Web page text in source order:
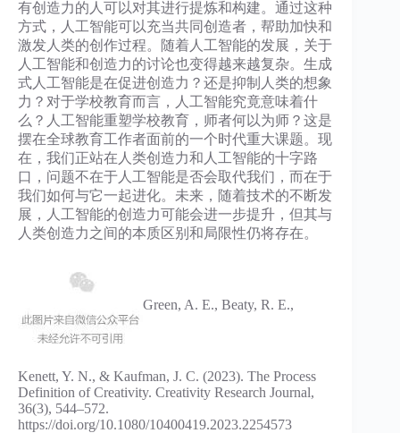
有创造力的人可以对其进行提炼和构建。通过这种
方式，人工智能可以充当共同创造者，帮助加快和
激发人类的创作过程。随着人工智能的发展，关于
人工智能和创造力的讨论也变得越来越复杂。生成
式人工智能是在促进创造力？还是抑制人类的想象
力？对于学校教育而言，人工智能究竟意味着什
么？人工智能重塑学校教育，师者何以为师？这是
摆在全球教育工作者面前的一个时代重大课题。现
在，我们正站在人类创造力和人工智能的十字路
口，问题不在于人工智能是否会取代我们，而在于
我们如何与它一起进化。未来，随着技术的不断发
展，人工智能的创造力可能会进一步提升，但其与
人类创造力之间的本质区别和局限性仍将存在。
Green, A. E., Beaty, R. E.,
Kenett, Y. N., & Kaufman, J. C. (2023). The Process
Definition of Creativity. Creativity Research Journal,
36(3), 544–572.
https://doi.org/10.1080/10400419.2023.2254573